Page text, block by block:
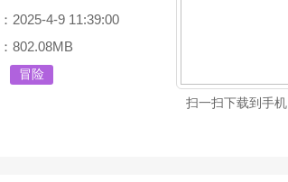
2025-4-9 11:39:00
802.08MB
冒险
扫一扫下载到手机